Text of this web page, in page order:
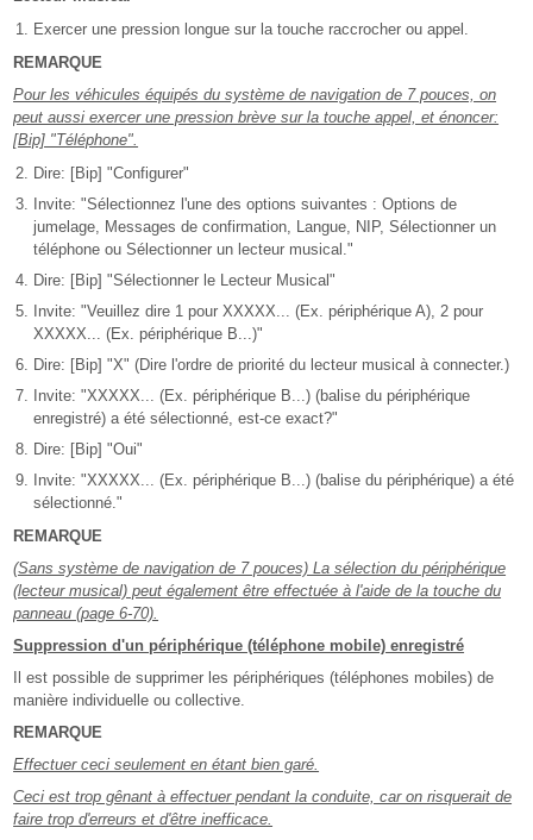
Exercer une pression longue sur la touche raccrocher ou appel.
REMARQUE
Pour les véhicules équipés du système de navigation de 7 pouces, on
peut aussi exercer une pression brève sur la touche appel, et énoncer:
[Bip] "Téléphone".
Dire: [Bip] "Configurer"
Invite: "Sélectionnez l'une des options suivantes : Options de
jumelage, Messages de confirmation, Langue, NIP, Sélectionner un
téléphone ou Sélectionner un lecteur musical."
Dire: [Bip] "Sélectionner le Lecteur Musical"
Invite: "Veuillez dire 1 pour XXXXX... (Ex. périphérique A), 2 pour
XXXXX... (Ex. périphérique B...)"
Dire: [Bip] "X" (Dire l'ordre de priorité du lecteur musical à connecter.)
Invite: "XXXXX... (Ex. périphérique B...) (balise du périphérique
enregistré) a été sélectionné, est-ce exact?"
Dire: [Bip] "Oui"
Invite: "XXXXX... (Ex. périphérique B...) (balise du périphérique) a été
sélectionné."
REMARQUE
(Sans système de navigation de 7 pouces) La sélection du périphérique
(lecteur musical) peut également être effectuée à l'aide de la touche du
panneau (page 6-70).
Suppression d'un périphérique (téléphone mobile) enregistré
Il est possible de supprimer les périphériques (téléphones mobiles) de
manière individuelle ou collective.
REMARQUE
Effectuer ceci seulement en étant bien garé.
Ceci est trop gênant à effectuer pendant la conduite, car on risquerait de
faire trop d'erreurs et d'être inefficace.